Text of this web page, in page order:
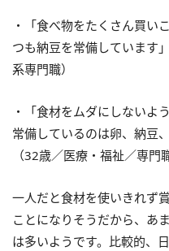
・「食べ物をたくさん買い
つも納豆を常備しています
系専門職）
・「食材をムダにしないよ
常備しているのは卵、納豆
（32歳／医療・福祉／専門職
一人だと食材を使いきれず
ことになりそうだから、あ
は多いようです。比較的、